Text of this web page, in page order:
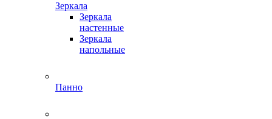
Зеркала
Зеркала
настенные
Зеркала
напольные
Панно